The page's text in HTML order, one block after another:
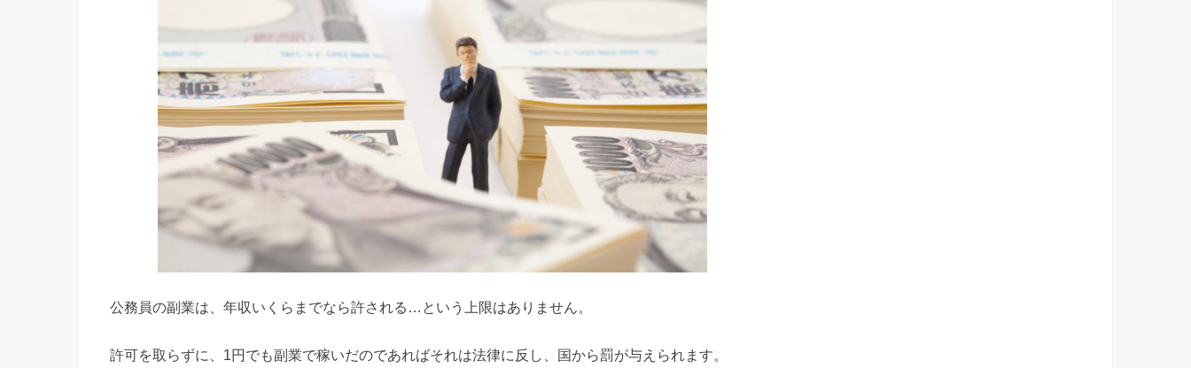
公務員の副業は、年収いくらまでなら許される…という上限はありません。
許可を取らずに、1円でも副業で稼いだのであればそれは法律に反し、国から罰が与えられます。